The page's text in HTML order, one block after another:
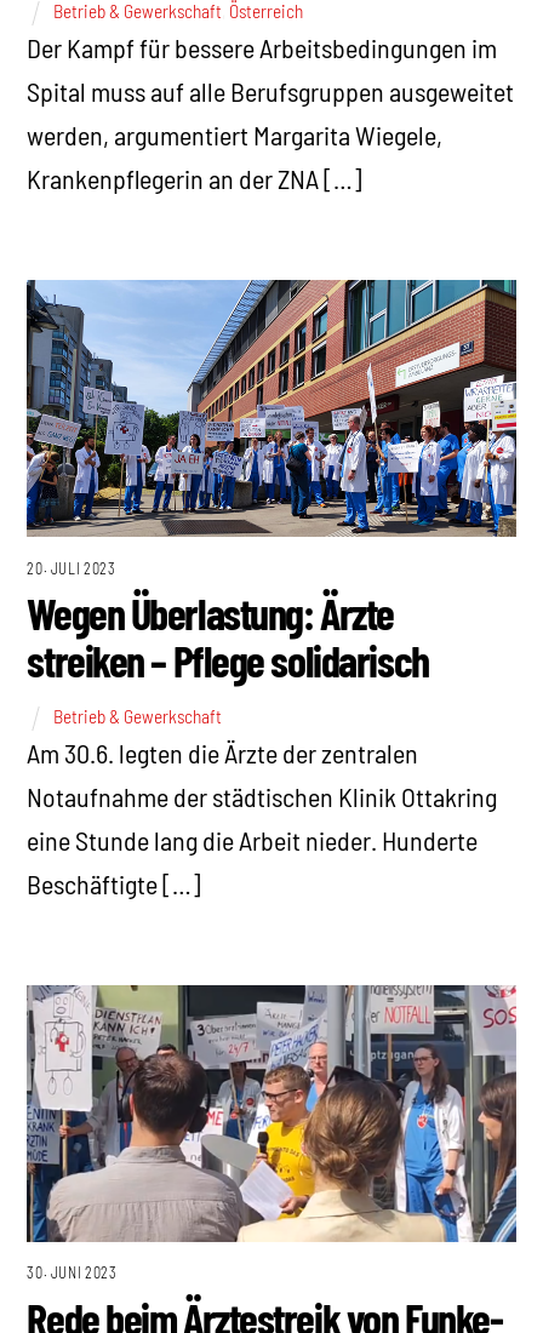
Betrieb & Gewerkschaft Österreich
Der Kampf für bessere Arbeitsbedingungen im
Spital muss auf alle Berufsgruppen ausgeweitet
werden, argumentiert Margarita Wiegele,
Krankenpflegerin an der ZNA […]
20. JULI 2023
Wegen Überlastung: Ärzte
streiken – Pflege solidarisch
Betrieb & Gewerkschaft
Am 30.6. legten die Ärzte der zentralen
Notaufnahme der städtischen Klinik Ottakring
eine Stunde lang die Arbeit nieder. Hunderte
Beschäftigte […]
30. JUNI 2023
Rede beim Ärztestreik von Funke-